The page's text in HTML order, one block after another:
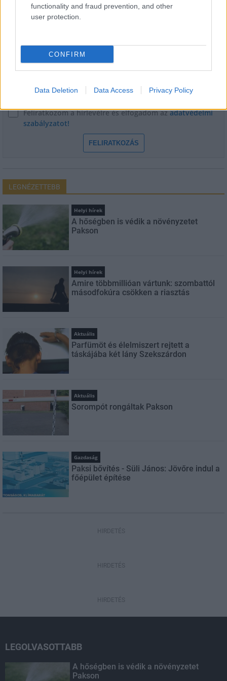
functionality and fraud prevention, and other
user protection.
CONFIRM
Data Deletion Data Access Privacy Policy
HÍRLEVÉL
Név
Feliratkozom a hírlevélre és elfogadom azadatvédelmi
szabályzatot!
FELIRATKOZÁS
LEGNÉZETTEBB
Helyi hírek
A hőségben is védik a növényzetet
Pakson
Helyi hírek
Amire többmillióan vártunk: szombattól
másodfokúra csökken a riasztás
Aktuális
Parfümöt és élelmiszert rejtett a
táskájába két lány Szekszárdon
Aktuális
Sorompót rongáltak Pakson
Gazdaság
Paksi bővítés - Süli János: Jövőre indul a
főépület építése
HIRDETÉS
HIRDETÉS
HIRDETÉS
LEGOLVASOTTABB
A hőségben is védik a növényzetet
Pakson